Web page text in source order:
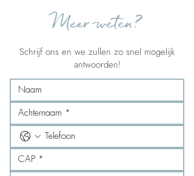
Meer weten?
Schrijf ons en we zullen zo snel mogelijk
antwoorden!